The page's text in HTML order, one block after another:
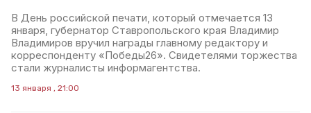
В День российской печати, который отмечается 13
января, губернатор Ставропольского края Владимир
Владимиров вручил награды главному редактору и
корреспонденту «Победы26». Свидетелями торжества
стали журналисты информагентства.
13 января , 21:00